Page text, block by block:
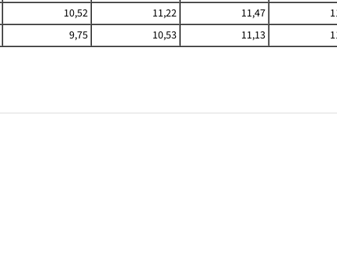
10,52 11,22 11,47
9,75 10,53 11,13